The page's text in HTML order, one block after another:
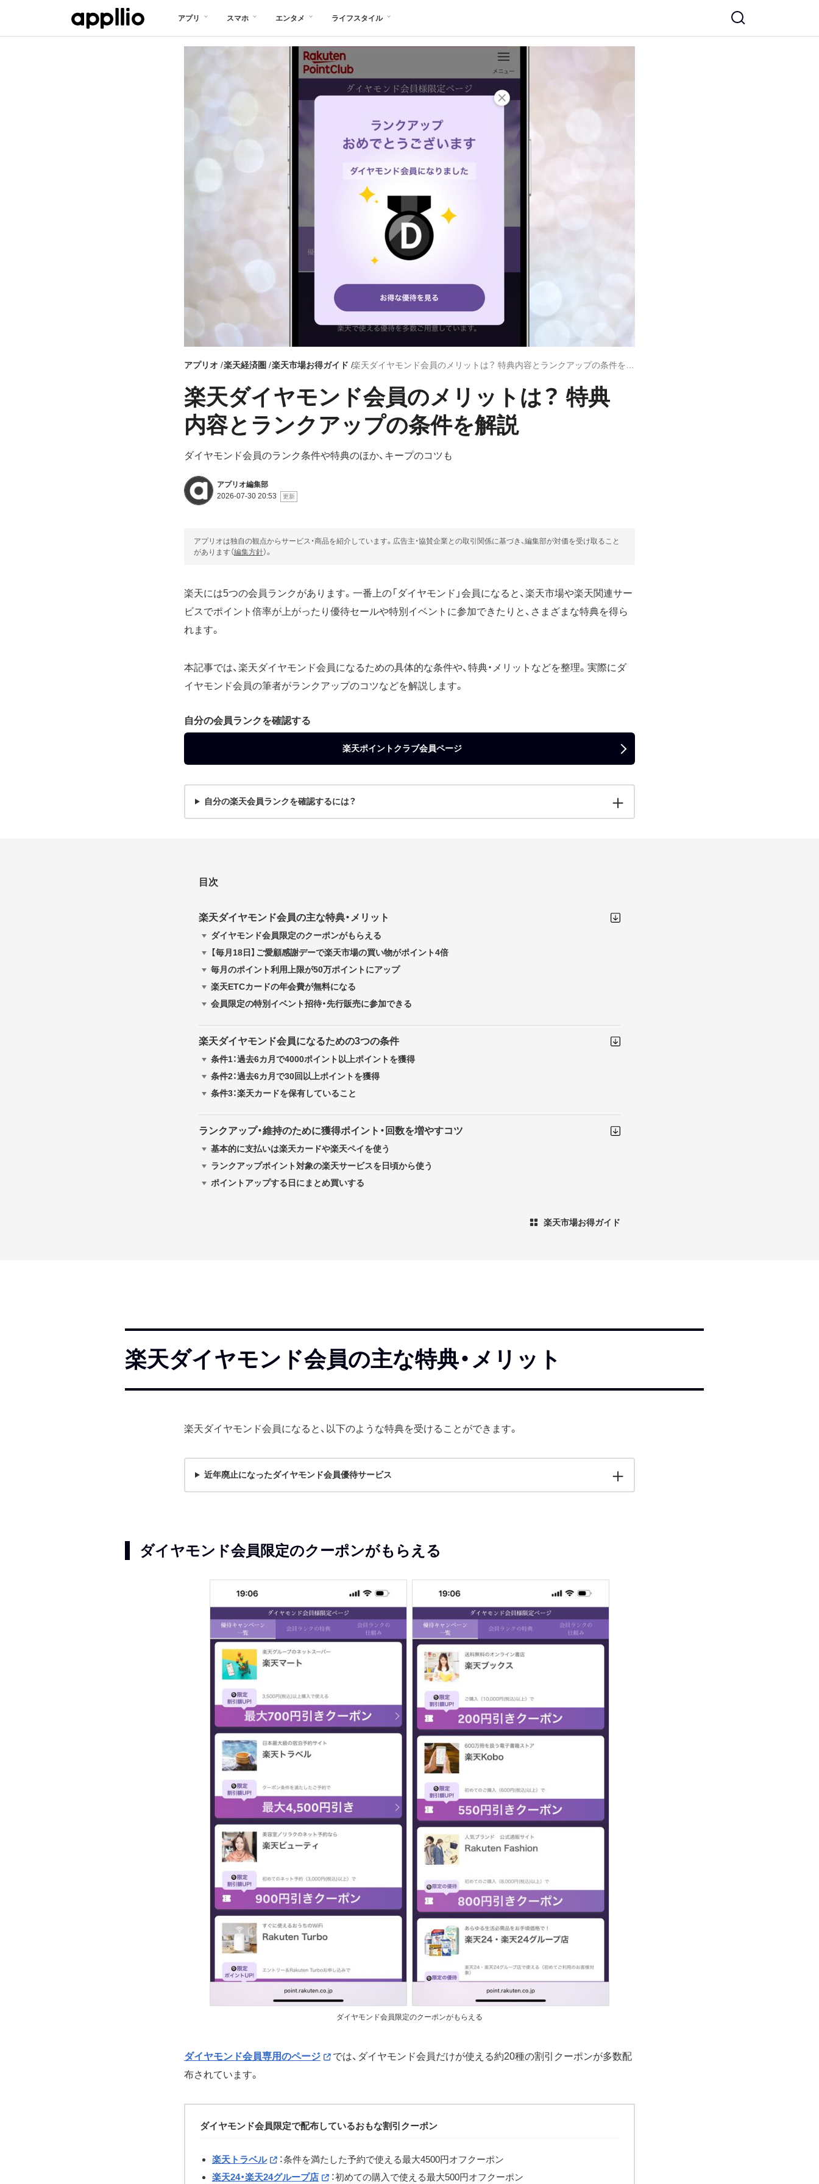
アプリ スマホ エンタメ ライフスタイル
アプリオ 楽天経済圏 楽天市場お得ガイド
楽天ダイヤモンド会員のメリットは？ 特典
内容とランクアップの条件を解説
ダイヤモンド会員のランク条件や特典のほか、キープのコツも
アプリオ編集部
2026-07-30 20:53
アプリオは独自の観点からサービス・商品を紹介しています。広告主・協賛企業との取引関係に基づき、編集部が対価を受け取ること
があります（編集方針）。
楽天には5つの会員ランクがあります。一番上の「ダイヤモンド」会員になると、楽天市場や楽天関連サー
ビスでポイント倍率が上がったり優待セールや特別イベントに参加できたりと、さまざまな特典を得ら
れます。
本記事では、楽天ダイヤモンド会員になるための具体的な条件や、特典・メリットなどを整理。実際にダ
イヤモンド会員の筆者がランクアップのコツなどを解説します。
自分の会員ランクを確認する
楽天ポイントクラブ会員ページ
自分の楽天会員ランクを確認するには？
目次
楽天ダイヤモンド会員の主な特典・メリット
ダイヤモンド会員限定のクーポンがもらえる
【毎月18日】ご愛顧感謝デーで楽天市場の買い物がポイント4倍
毎月のポイント利用上限が50万ポイントにアップ
楽天ETCカードの年会費が無料になる
会員限定の特別イベント招待・先行販売に参加できる
楽天ダイヤモンド会員になるための3つの条件
条件1：過去6カ月で4000ポイント以上ポイントを獲得
条件2：過去6カ月で30回以上ポイントを獲得
条件3：楽天カードを保有していること
ランクアップ・維持のために獲得ポイント・回数を増やすコツ
基本的に支払いは楽天カードや楽天ペイを使う
ランクアップポイント対象の楽天サービスを日頃から使う
ポイントアップする日にまとめ買いする
楽天市場お得ガイド
楽天ダイヤモンド会員の主な特典・メリット
楽天ダイヤモンド会員になると、以下のような特典を受けることができます。
近年廃止になったダイヤモンド会員優待サービス
ダイヤモンド会員限定のクーポンがもらえる
ダイヤモンド会員限定のクーポンがもらえる
ダイヤモンド会員専用のページ
では、ダイヤモンド会員だけが使える約20種の割引クーポンが多数配
布されています。
ダイヤモンド会員限定で配布しているおもな割引クーポン
楽天トラベル
：条件を満たした予約で使える最大4500円オフクーポン
楽天24・楽天24グループ店
：初めての購入で使える最大500円オフクーポン